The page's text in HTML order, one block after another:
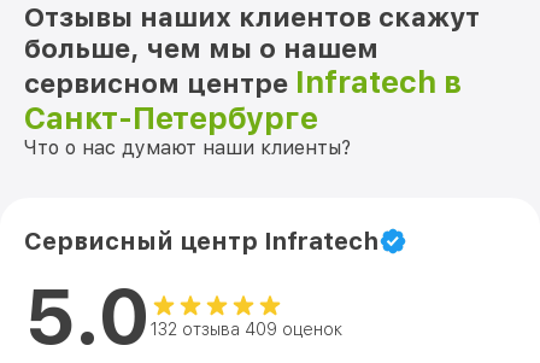
Отзывы наших клиентов скажут
больше, чем мы о нашем
сервисном центре Infratech в
Санкт-Петербурге
Что о нас думают наши клиенты?
Сервисный центр Infratech
5.0 132 отзыва 409 оценок